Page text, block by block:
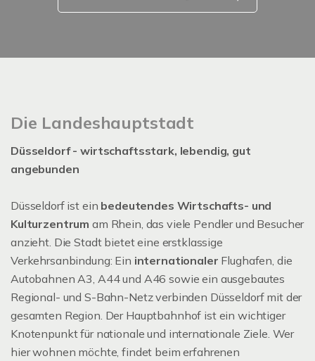
Die Landeshauptstadt
Düsseldorf - wirtschaftsstark, lebendig, gut
angebunden
Düsseldorf ist ein bedeutendes Wirtschafts- und
Kulturzentrum am Rhein, das viele Pendler und Besucher
anzieht. Die Stadt bietet eine erstklassige
Verkehrsanbindung: Ein internationaler Flughafen, die
Autobahnen A3, A44 und A46 sowie ein ausgebautes
Regional- und S-Bahn-Netz verbinden Düsseldorf mit der
gesamten Region. Der Hauptbahnhof ist ein wichtiger
Knotenpunkt für nationale und internationale Ziele. Wer
hier wohnen möchte, findet beim erfahrenen